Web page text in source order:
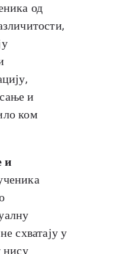
од
и
ком
и
схватају у
нису